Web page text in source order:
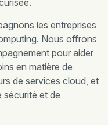
les entreprises
Nous offrons
pour aider
en matière de
de services cloud, et
sécurité et de